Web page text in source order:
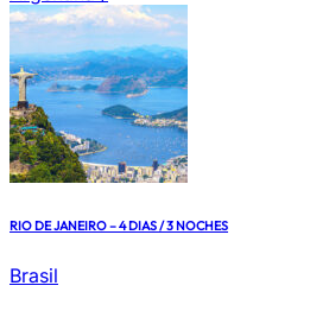
RIO DE JANEIRO – 4 DIAS / 3 NOCHES
Brasil